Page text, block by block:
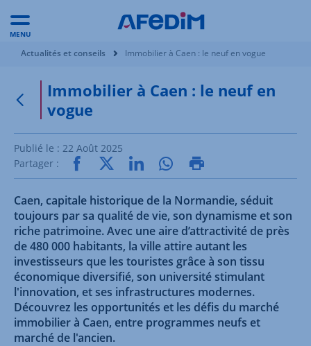
MENU
Vous êtes ici:
Actualités et conseils Immobilier à Caen : le neuf en vogue
Retour à la page précédente
Immobilier à Caen : le neuf en
vogue
Publié le : 22 Août 2025
Partager :
Caen, capitale historique de la Normandie, séduit
toujours par sa qualité de vie, son dynamisme et son
riche patrimoine. Avec une aire d’attractivité de près
de 480 000 habitants, la ville attire autant les
investisseurs que les touristes grâce à son tissu
économique diversifié, son université stimulant
l'innovation, et ses infrastructures modernes.
Découvrez les opportunités et les défis du marché
immobilier à Caen, entre programmes neufs et
marché de l'ancien.